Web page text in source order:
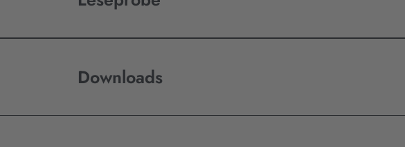
Downloads